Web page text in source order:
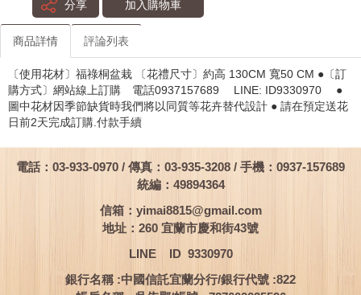
分享 加入購物車
商品詳情 評論列表
〔使用花材〕福祿桐盆栽 〔花禮尺寸〕約高 130CM 寬50 CM ●〔訂
購方式〕網站線上訂購 電話0937157689 LINE: ID9330970 ●
圖中花材因季節缺貨時我們將以同質等花卉替代設計 ● 請在預定送花
日前2天完成訂購.付款手續
電話：03-933-0970 / 傳真：03-935-3208 / 手機：0937-157689
統編：49894364
信箱： yimai8815@gmail.com
地址：260 宜蘭市慶和街43號
LINE ID 9330970
銀行名稱 :中國信託宜蘭分行/銀行代號 :822